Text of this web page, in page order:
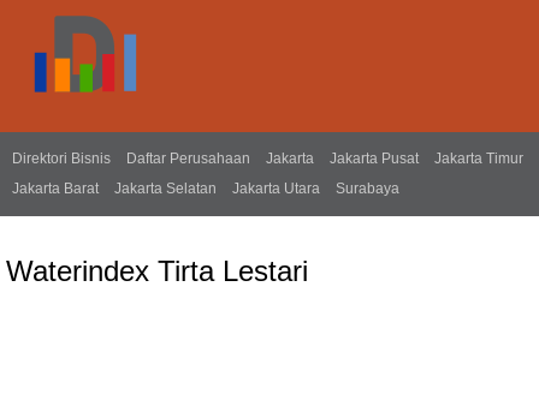
Direktori Bisnis Daftar Perusahaan Jakarta Jakarta Pusat
Jakarta Timur
Jakarta Barat
Jakarta Selatan Jakarta Utara Surabaya
Waterindex Tirta Lestari